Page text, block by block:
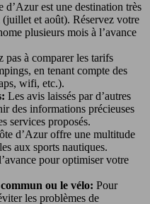
d’Azur est une destination très
(juillet et août). Réservez votre
plusieurs mois à l’avance
pas à comparer les tarifs
en tenant compte des
wifi, etc.).
Les avis laissés par d’autres
des informations précieuses
services proposés.
d’Azur offre une multitude
aux sports nautiques.
pour optimiser votre
ou le vélo: Pour
les problèmes de